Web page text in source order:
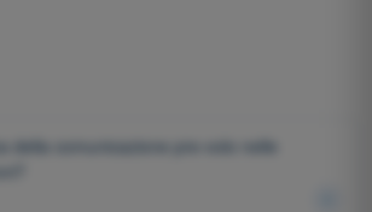
della comunicazione pre-volo nelle